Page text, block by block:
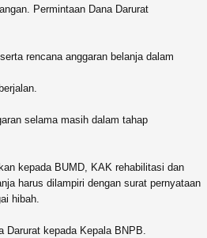
Permintaan Dana Darurat
rencana anggaran belanja dalam
selama masih dalam tahap
kepada BUMD, KAK rehabilitasi dan
harus dilampiri dengan surat pernyataan
hibah.
Darurat kepada Kepala BNPB.